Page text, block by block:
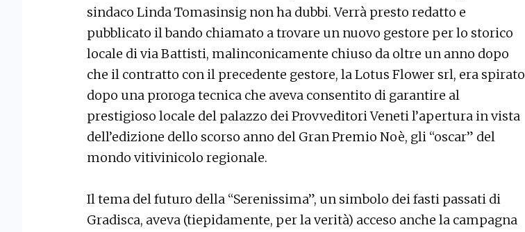
sindaco Linda Tomasinsig non ha dubbi. Verrà presto redatto e
pubblicato il bando chiamato a trovare un nuovo gestore per lo storico
locale di via Battisti, malinconicamente chiuso da oltre un anno dopo
che il contratto con il precedente gestore, la Lotus Flower srl, era spirato
dopo una proroga tecnica che aveva consentito di garantire al
prestigioso locale del palazzo dei Provveditori Veneti l’apertura in vista
dell’edizione dello scorso anno del Gran Premio Noè, gli “oscar” del
mondo vitivinicolo regionale.
Il tema del futuro della “Serenissima”, un simbolo dei fasti passati di
Gradisca, aveva (tiepidamente, per la verità) acceso anche la campagna